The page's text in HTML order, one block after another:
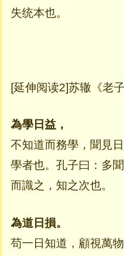
失统本也。
[延伸阅读2]苏辙《老子
為學日益，
不知道而務學，聞見
學者也。孔子曰：多
而識之，知之次也。
為道日損。
苟一日知道，顧視萬